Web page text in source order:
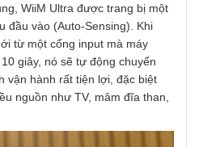
WiiM Ultra được trang bị một
đầu vào (Auto-Sensing). Khi
từ một cổng input mà máy
giây, nó sẽ tự động chuyển
vận hành rất tiện lợi, đặc biệt
nguồn như TV, mâm đĩa than,